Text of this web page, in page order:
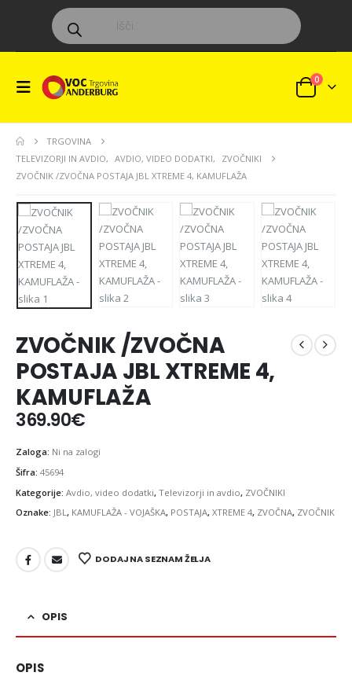
Products
search
0
TRGOVINA
TELEVIZORJI IN AVDIO, AVDIO, VIDEO DODATKI,
ZVOČNIKI
ZVOČNIK /ZVOČNA POSTAJA JBL XTREME 4, KAMUFLAŽA
ZVOČNIK /ZVOČNA
POSTAJA JBL XTREME 4,
KAMUFLAŽA
369.90€
Zaloga: Ni na zalogi
Šifra: 45694
Kategorije: Avdio, video dodatki, Televizorji in avdio, ZVOČNIKI
Oznake: JBL, KAMUFLAŽA - VOJAŠKA, POSTAJA, XTREME 4, ZVOČNA, ZVOČNIK
DODAJ NA SEZNAM ŽELJA
OPIS
OPIS